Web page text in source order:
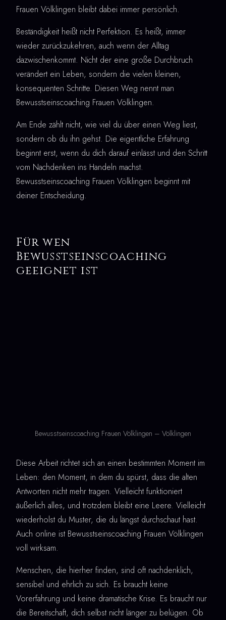
Frauen Völklingen bleibt dabei immer persönlich.
Beständigkeit heißt nicht Perfektion. Es heißt, immer
wieder zurückzukehren, auch wenn der Alltag
dazwischenkommt. Nicht der eine große Durchbruch
verändert ein Leben, sondern die vielen kleinen,
konsequenten Schritte. Diesen Weg nennt man
Bewusstseinscoaching Frauen Völklingen.
Am Ende zählt nicht, wie viel du über einen Weg liest,
sondern ob du ihn gehst. Die eigentliche Erfahrung
beginnt erst, wenn du dich darauf einlässt und den Schritt
vom Nachdenken ins Handeln machst.
Bewusstseinscoaching Frauen Völklingen beginnt mit
deiner Entscheidung.
Für wen
Bewusstseinscoaching
geeignet ist
Bewusstseinscoaching Frauen Völklingen – Völklingen
Diese Arbeit richtet sich an einen bestimmten Moment im
Leben: den Moment, in dem du spürst, dass die alten
Antworten nicht mehr tragen. Vielleicht funktioniert
äußerlich alles, und trotzdem bleibt eine Leere. Vielleicht
wiederholst du Muster, die du längst durchschaut hast.
Auch online ist Bewusstseinscoaching Frauen Völklingen
voll wirksam.
Menschen, die hierher finden, sind oft nachdenklich,
sensibel und ehrlich zu sich. Es braucht keine
Vorerfahrung und keine dramatische Krise. Es braucht nur
die Bereitschaft, dich selbst nicht länger zu belügen. Ob